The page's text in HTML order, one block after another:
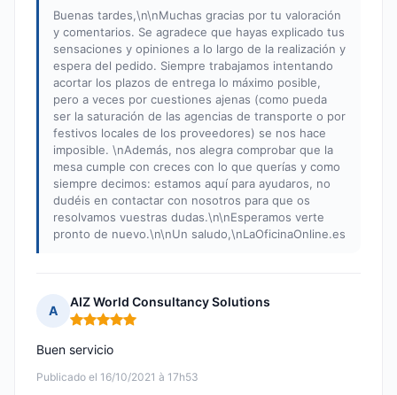
Buenas tardes,\n\nMuchas gracias por tu valoración
y comentarios. Se agradece que hayas explicado tus
sensaciones y opiniones a lo largo de la realización y
espera del pedido. Siempre trabajamos intentando
acortar los plazos de entrega lo máximo posible,
pero a veces por cuestiones ajenas (como pueda
ser la saturación de las agencias de transporte o por
festivos locales de los proveedores) se nos hace
imposible. \nAdemás, nos alegra comprobar que la
mesa cumple con creces con lo que querías y como
siempre decimos: estamos aquí para ayudaros, no
dudéis en contactar con nosotros para que os
resolvamos vuestras dudas.\n\nEsperamos verte
pronto de nuevo.\n\nUn saludo,\nLaOficinaOnline.es
A
AIZ World Consultancy Solutions
Nota: 5 de 5
Publicado el 16/10/2021 à 17h53
Buen servicio